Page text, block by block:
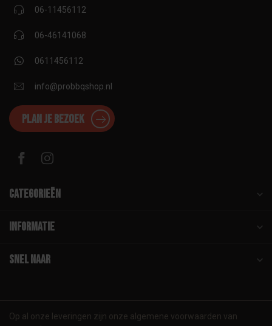
06-11456112
06-46141068
0611456112
info@probbqshop.nl
Plan je bezoek
Categorieën
Informatie
Snel naar
Op al onze leveringen zijn onze algemene voorwaarden van